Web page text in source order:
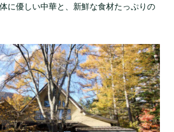
に優しい中華と、新鮮な食材たっぷりの